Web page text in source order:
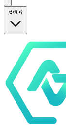
उत्पाद